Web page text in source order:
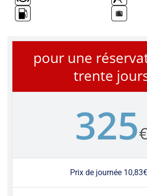
pour une
trente
325
Prix de journée